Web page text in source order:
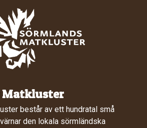
Matkluster
består av ett hundratal små
den lokala sörmländska